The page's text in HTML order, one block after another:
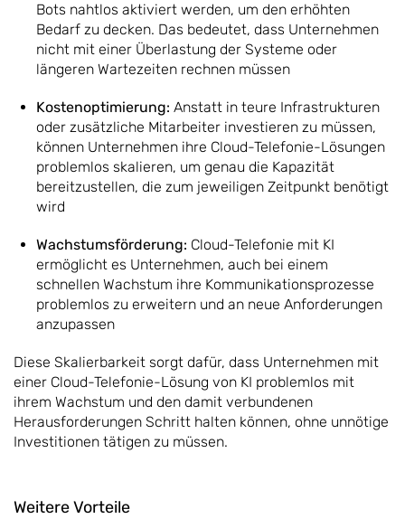
Bots nahtlos aktiviert werden, um den erhöhten
Bedarf zu decken. Das bedeutet, dass Unternehmen
nicht mit einer Überlastung der Systeme oder
längeren Wartezeiten rechnen müssen
Kostenoptimierung: Anstatt in teure Infrastrukturen
oder zusätzliche Mitarbeiter investieren zu müssen,
können Unternehmen ihre Cloud-Telefonie-Lösungen
problemlos skalieren, um genau die Kapazität
bereitzustellen, die zum jeweiligen Zeitpunkt benötigt
wird
Wachstumsförderung: Cloud-Telefonie mit KI
ermöglicht es Unternehmen, auch bei einem
schnellen Wachstum ihre Kommunikationsprozesse
problemlos zu erweitern und an neue Anforderungen
anzupassen
Diese Skalierbarkeit sorgt dafür, dass Unternehmen mit
einer Cloud-Telefonie-Lösung von KI problemlos mit
ihrem Wachstum und den damit verbundenen
Herausforderungen Schritt halten können, ohne unnötige
Investitionen tätigen zu müssen.
Weitere Vorteile